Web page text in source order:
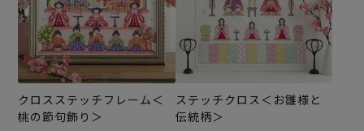
クロスステッチフレーム＜
桃の節句飾り＞
ステッチクロス＜お雛様と
伝統柄＞